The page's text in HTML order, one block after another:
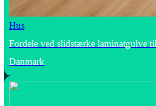
Hus
Fordele ved slidstærke laminatgulve
Danmark